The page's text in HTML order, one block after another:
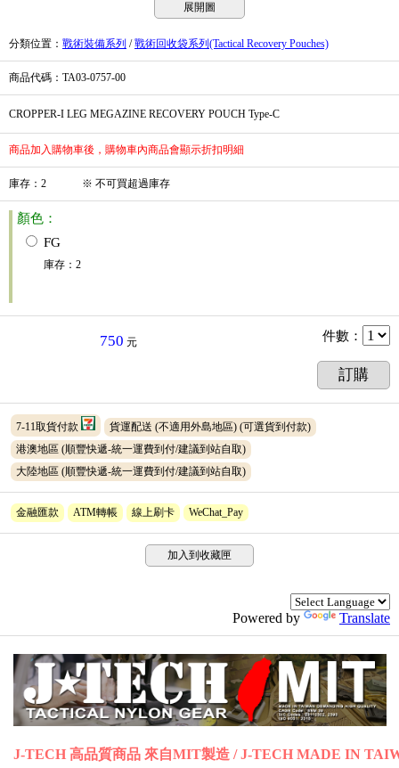
展開圖
分類位置 ： 戰術裝備系列 /戰術回收袋系列(Tactical Recovery Pouches)
商品代碼 ：TA03-0757-00
CROPPER-I LEG MEGAZINE RECOVERY POUCH Type-C
商品加入購物車後，購物車內商品會顯示折扣明細
庫存 ： 2 ※ 不可買超過庫存
顏色：
FG
庫存 ： 2
750 元 件數 ：
訂購
7-11取貨付款 貨運配送 (不適用外島地區) (可選貨到付款)
港澳地區 (順豐快遞-統一運費到付/建議到站自取)
大陸地區 (順豐快遞-統一運費到付/建議到站自取)
金融匯款 ATM轉帳 線上刷卡 WeChat_Pay
加入到收藏匣
Powered by Translate
J-TECH 高品質商品 來自MIT製造 / J-TECH MADE IN